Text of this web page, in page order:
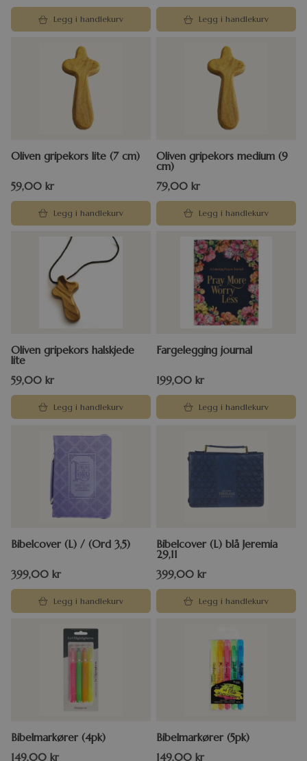
Legg i handlekurv Legg i handlekurv
Oliven gripekors lite (7 cm)
59,00 kr
Legg i handlekurv
Oliven gripekors medium (9
cm)
79,00 kr
Legg i handlekurv
Oliven gripekors halskjede
lite
59,00 kr
Legg i handlekurv
Fargelegging journal
199,00 kr
Legg i handlekurv
Bibelcover (L) / (Ord 3,5)
399,00 kr
Legg i handlekurv
Bibelcover (L) blå Jeremia
29,11
399,00 kr
Legg i handlekurv
Bibelmarkører (4pk)
149,00 kr
Bibelmarkører (5pk)
149,00 kr